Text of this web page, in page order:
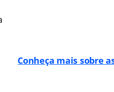
Conheça mais sobre